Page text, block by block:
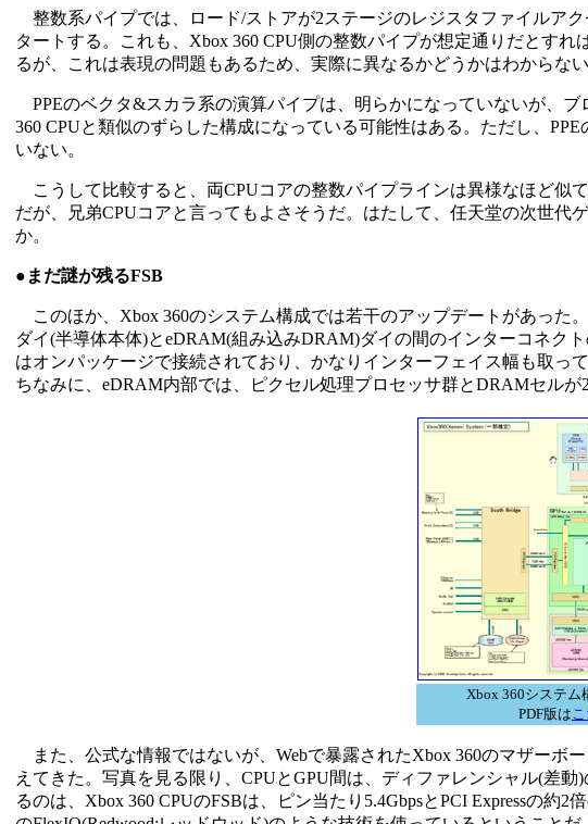
整数系パイプでは、ロード/ストアが2ステージのレジスタファイルア
タートする。これも、Xbox 360 CPU側の整数パイプが想定通りだとす
るが、これは表現の問題もあるため、実際に異なるかどうかはわからない
PPEのベクタ&スカラ系の演算パイプは、明らかになっていないが、
360 CPUと類似のずらした構成になっている可能性はある。ただし、
いない。
こうして比較すると、両CPUコアの整数パイプラインは異様なほど似
だが、兄弟CPUコアと言ってもよさそうだ。はたして、任天堂の次世代
か。
●まだ謎が残るFSB
このほか、Xbox 360のシステム構成では若干のアップデートがあった
ダイ(半導体本体)とeDRAM(組み込みDRAM)ダイの間のインターコネク
はオンパッケージで接続されており、かなりインターフェイス幅も取っ
ちなみに、eDRAM内部では、ピクセル処理プロセッサ群とDRAMセルが
Xbox 360システム
PDF版は
また、公式な情報ではないが、Webで暴露されたXbox 360のマザーボ
えてきた。写真を見る限り、CPUとGPU間は、ディファレンシャル(差
るのは、Xbox 360 CPUのFSBは、ピン当たり5.4GbpsとPCI Expressの約